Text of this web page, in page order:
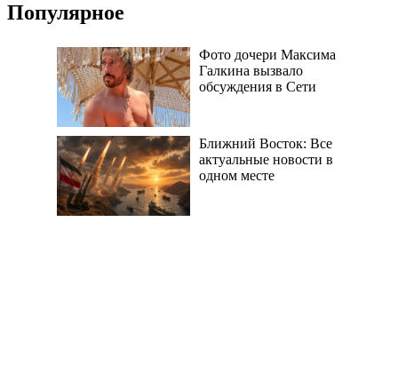
Популярное
Фото дочери Максима
Галкина вызвало
обсуждения в Сети
Ближний Восток: Все
актуальные новости в
одном месте